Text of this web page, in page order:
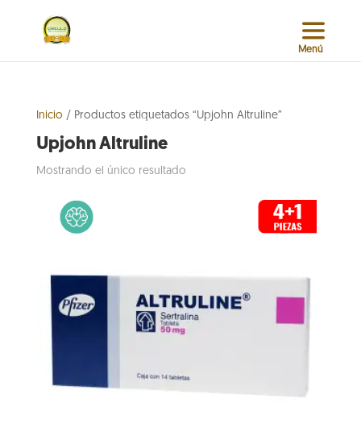
Inicio / Productos etiquetados “Upjohn Altruline”
Upjohn Altruline
Mostrando el único resultado